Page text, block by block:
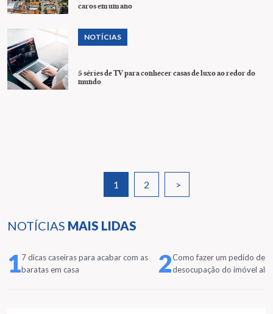
NOTÍCIAS MAIS LIDAS
17 dicas caseiras para acabar com as
baratas em casa
2Como fazer um pedido de
desocupação do imóvel
caros em um ano
NOTÍCIAS
5 séries de TV para conhecer casas de luxo ao redor do
mundo
1 2 >